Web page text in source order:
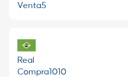
Venta5
Real
Compra1010